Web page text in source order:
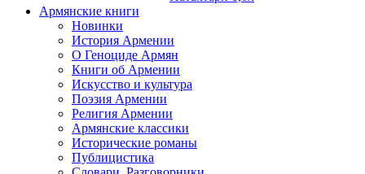
Армянские книги
Новинки
История Армении
О Геноциде Армян
Книги об Армении
Иcкусство и культура
Поэзия Армении
Религия Армении
Армянские классики
Исторические романы
Публицистика